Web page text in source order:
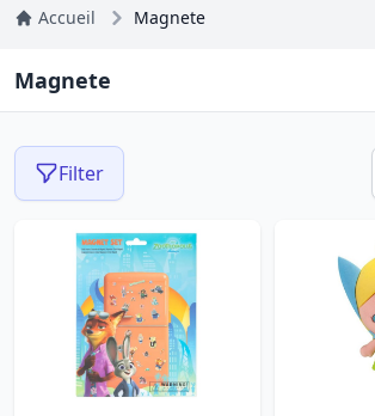
Accueil Magnete
Magnete
Filter